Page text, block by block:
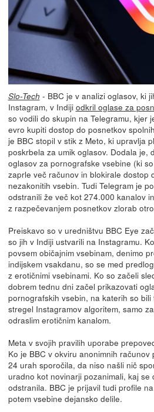
Slo-Tech - BBC je v analizi oglasov, ki
Instagram, v Indiji odkril oglase za
so vodili do skupin na Telegramu, kjer
evro kupiti dostop do posnetkov
je BBC stopil v stik z Meto, ki upravlja
poskrbela za umik oglasov. Dodala je,
oglasov za pornografske vsebine (ki
zaprle več računov in blokirale dostop
nezakonitih vsebin. Tudi Telegram je
odstranili že več kot 274.000 kanalov
z razpečevanjem posnetkov zlorab
Preiskavo so v uredništvu BBC Eye
so jih v Indiji ustvarili na Instagramu.
povsem običajnim vsebinam, denimo
indijskem vsakdanu, so se med
z erotičnimi vsebinami. Ko so začeli
dobrem tednu dni začel prikazovati
pornografskih vsebin, na katerih so
stregel Instagramov algoritem, samo
odraslim erotičnim kanalom.
Meta v svojih pravilih uporabe
Ko je BBC v okviru anonimnih
24 urah sporočila, da niso našli nič
uradno kot novinarji pozanimali, kaj se
odstranila. BBC je prijavil tudi profile
potem vsebine dejansko delile.